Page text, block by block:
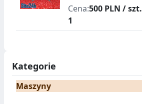
Cena:500 PLN / szt.
1
Kategorie
Maszyny